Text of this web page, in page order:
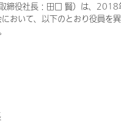
締役社長：田口 賢）は、
おいて、以下のとおり役員を